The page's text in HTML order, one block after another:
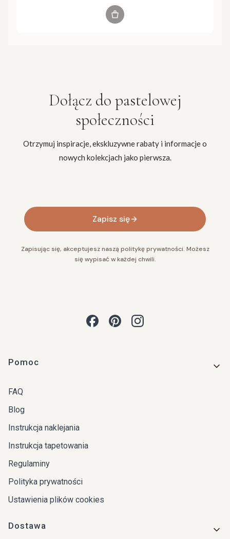
Do koszyka
Dołącz do pastelowej
społeczności
Otrzymuj inspiracje, ekskluzywne rabaty i informacje o
nowych kolekcjach jako pierwsza.
Zapisz się
Zapisując się, akceptujesz naszą politykę prywatności. Możesz
się wypisać w każdej chwili.
Linki w stopce
Pomoc
FAQ
Blog
Instrukcja naklejania
Instrukcja tapetowania
Regulaminy
Polityka prywatności
Ustawienia plików cookies
Dostawa